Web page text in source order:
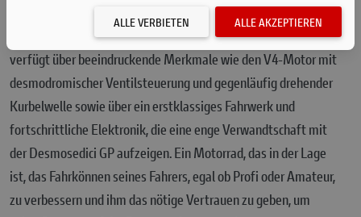
Technologien, die größtenteils aus der MotoGP stammen, die
Empfindungen eines professionellen Fahrers zu erleben. Es
verfügt über beeindruckende Merkmale wie den V4-Motor mit
desmodromischer Ventilsteuerung und gegenläufig drehender
Kurbelwelle sowie über ein erstklassiges Fahrwerk und
fortschrittliche Elektronik, die eine enge Verwandtschaft mit
der Desmosedici GP aufzeigen. Ein Motorrad, das in der Lage
ist, das Fahrkönnen seines Fahrers, egal ob Profi oder Amateur,
zu verbessern und ihm das nötige Vertrauen zu geben, um
ALLE VERBIETEN ALLE AKZEPTIEREN